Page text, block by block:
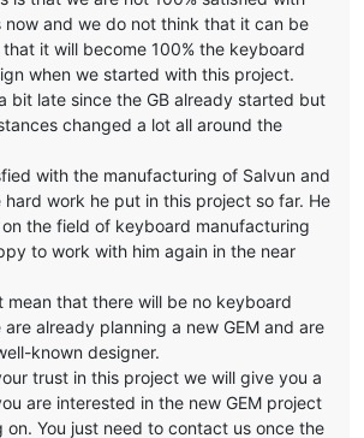
now and we do not think that it can be
it will become 100% the keyboard
when we started with this project.
bit late since the GB already started but
changed a lot all around the
with the manufacturing of Salvun and
work he put in this project so far. He
the field of keyboard manufacturing
to work with him again in the near
mean that there will be no keyboard
are already planning a new GEM and are
known designer.
trust in this project we will give you a
are interested in the new GEM project
on. You just need to contact us once the